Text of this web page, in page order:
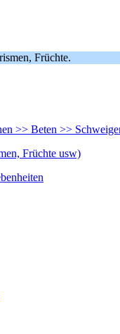
Früchte.
>> Beten >>
Früchte usw)